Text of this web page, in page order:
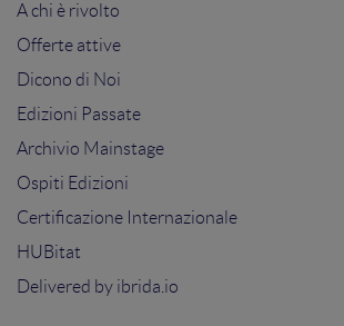
A chi è rivolto
Offerte attive
Dicono di Noi
Edizioni Passate
Archivio Mainstage
Ospiti Edizioni
Certificazione Internazionale
HUBitat
Delivered by ibrida.io